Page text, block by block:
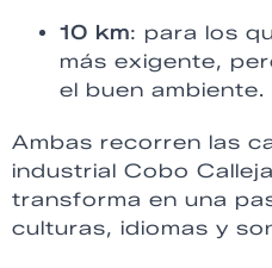
10 km: para los
más exigente,
el buen ambiente.
Ambas recorren las
industrial Cobo
transforma en una
culturas, idiomas y